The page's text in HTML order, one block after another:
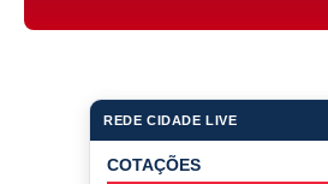
REDE CIDADE LIVE
COTAÇÕES